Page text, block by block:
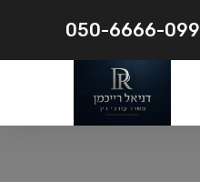
050-6666-099